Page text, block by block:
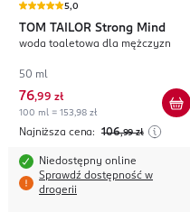
5,0
TOM TAILOR Strong Mind
woda toaletowa dla mężczyzn
50 ml
76,99 zł
100 ml = 153,98 zł
Najniższa cena: 106,99 zł
Niedostępny online
Sprawdź dostępność w
drogerii